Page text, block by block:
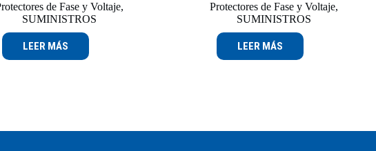
de Fase y Voltaje,
SUMINISTROS
LEER MÁS
Protectores de Fase y Voltaje,
SUMINISTROS
LEER MÁS